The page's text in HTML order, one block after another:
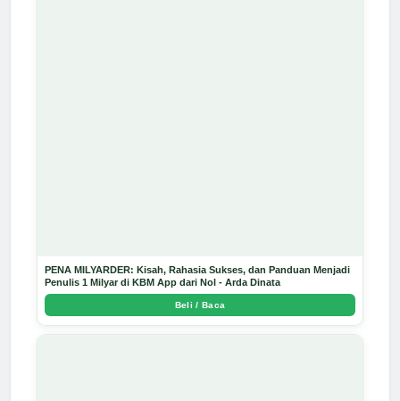
PENA MILYARDER: Kisah, Rahasia Sukses, dan Panduan Menjadi
Penulis 1 Milyar di KBM App dari Nol - Arda Dinata
Beli / Baca